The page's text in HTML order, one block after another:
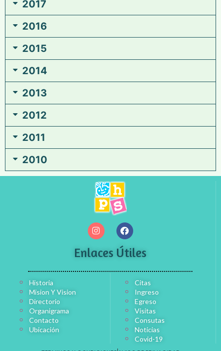
2017
2016
2015
2014
2013
2012
2011
2010
Enlaces Útiles
Historia
Mision Y Vision
Directorio
Organigrama
Contacto
Ubicación
Citas
Ingreso
Egreso
Visitas
Consutas
Noticias
Covid-19